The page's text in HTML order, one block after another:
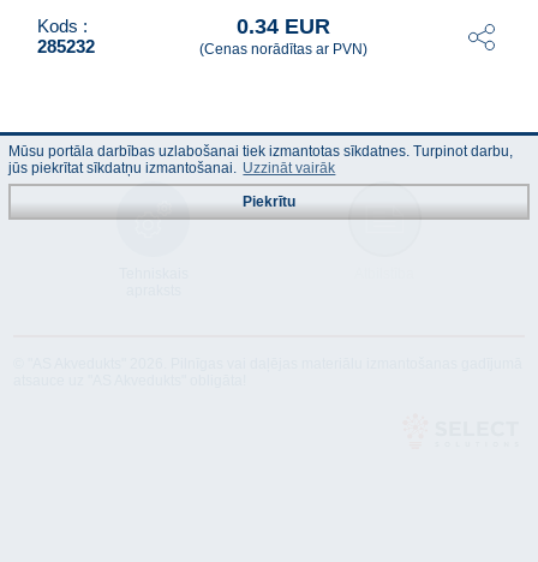
Kods :
285232
0.34 EUR
(Cenas norādītas ar PVN)
Mūsu portāla darbības uzlabošanai tiek izmantotas sīkdatnes. Turpinot darbu,
jūs piekrītat sīkdatņu izmantošanai. Uzzināt vairāk
Piekrītu